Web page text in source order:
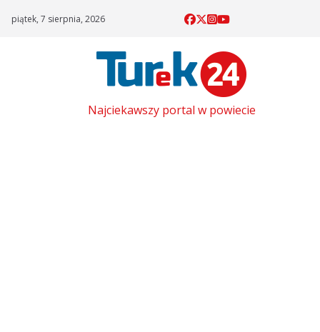
piątek, 7 sierpnia, 2026
Najciekawszy portal w powiecie